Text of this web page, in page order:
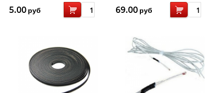
5.00 руб 69.00 руб